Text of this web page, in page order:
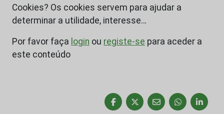
Cookies? Os cookies servem para ajudar a
determinar a utilidade, interesse…
Por favor faça login ou registe-se para aceder a
este conteúdo